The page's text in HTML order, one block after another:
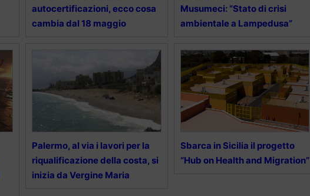
autocertificazioni, ecco cosa
cambia dal 18 maggio
Musumeci: “Stato di crisi
ambientale a Lampedusa”
Palermo, al via i lavori per la
riqualificazione della costa, si
inizia da Vergine Maria
Sbarca in Sicilia il progetto
“Hub on Health and Migration”